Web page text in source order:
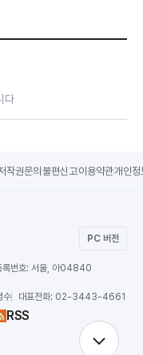
다
작권문의 불편신고이용약관개인정
PC 버전
록번호: 서울, 아04840
수 대표전화: 02-3443-4661
RSS